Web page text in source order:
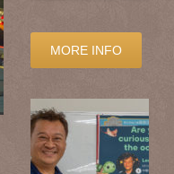
MORE INFO